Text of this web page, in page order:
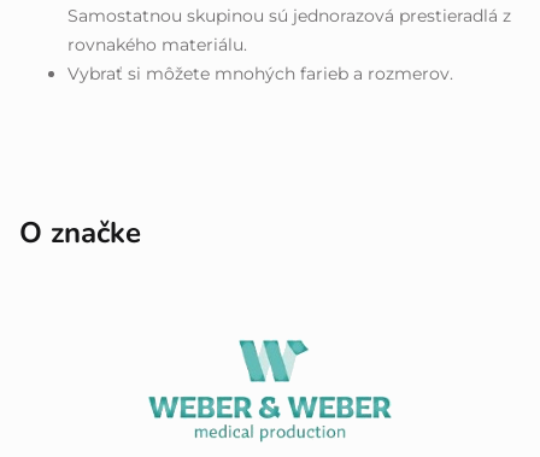
Samostatnou skupinou sú jednorazová prestieradlá z
rovnakého materiálu.
Vybrať si môžete mnohých farieb a rozmerov.
O značke